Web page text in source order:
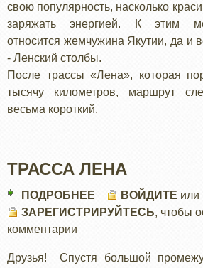
свою популярность, насколько
заряжать энергией. К этим
относится жемчужина Якутии, да и
- Ленский столбы.
После трассы «Лена», которая
тысячу километров, маршрут
весьма короткий.
ТРАССА ЛЕНА
ПОДРОБНЕЕ
ТРАССА
ВОЙДИТЕ или
ЗАРЕГИСТРИРУЙТЕСЬ, чтобы
комментарии
Друзья! Спустя большой